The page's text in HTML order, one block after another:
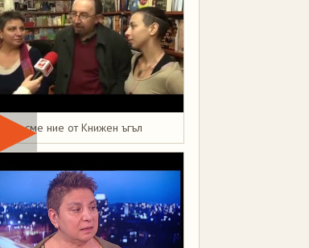
Това сме ние от Книжен ъгъл